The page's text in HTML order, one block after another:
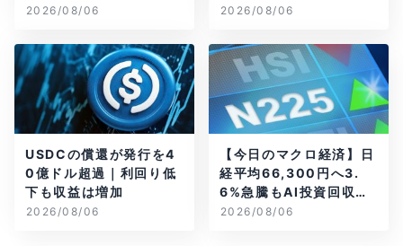
2026/08/06 2026/08/06
USDCの償還が発行を4
0億ドル超過｜利回り低
下も収益は増加
2026/08/06
【今日のマクロ経済】日
経平均66,300円へ3.
6%急騰もAI投資回収懸
念が再燃
2026/08/06